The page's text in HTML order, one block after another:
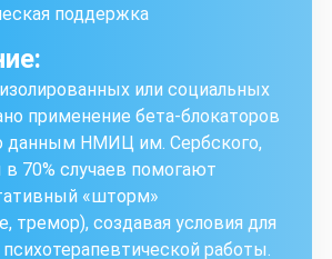
поддержка
или социальных
применение бета-блокаторов
данным НМИЦ им. Сербского,
70% случаев помогают
«шторм»
тремор), создавая условия для
работы.